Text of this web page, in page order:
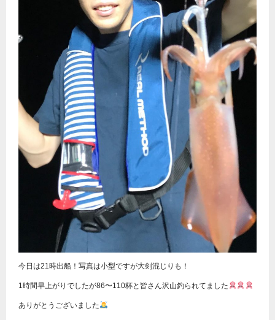
今日は21時出船！写真は小型ですが大剣混じりも！
1時間早上がりでしたが86〜110杯と皆さん沢山釣られてました
ありがとうございました